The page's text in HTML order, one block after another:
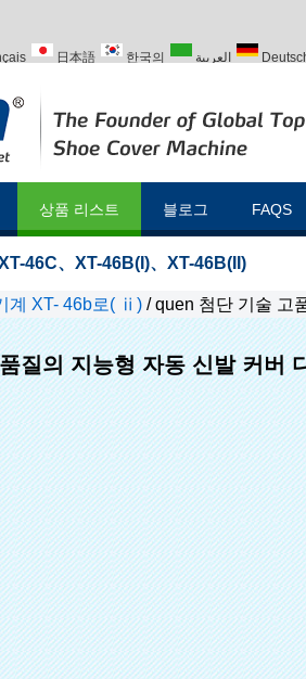
日本語 한국의 العربية
상품 리스트 블로그 FAQS
46C、 XT-46B(I)、 XT-46B(II)
계 XT- 46b로( ⅱ) /quen 첨단 기술 고
질의 지능형 자동 신발 커버